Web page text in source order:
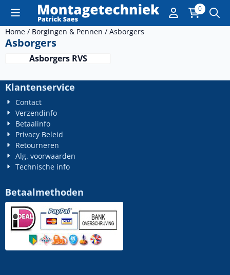
Cookievoorkeuren zijn momenteel gesloten. 0
Home / Borgingen & Pennen / Asborgers
Asborgers
Asborgers RVS
Klantenservice
Contact
Verzendinfo
Betaalinfo
Privacy Beleid
Retourneren
Alg. voorwaarden
Technische info
Betaalmethoden